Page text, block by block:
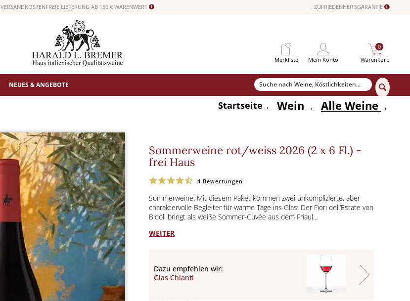
VERSANDKOSTENFREIE LIEFERUNG AB 150 € WARENWERT ZUFRIEDENHEITSGARANTIE
Merkliste Mein Konto Warenkorb
0
NEUES & ANGEBOTE
Startseite Wein Alle Weine
Sommerweine rot/weiss 2026 (2 x 6 Fl.) -
frei Haus
4 Bewertungen
Sommerweine: Mit diesem Paket kommen zwei unkomplizierte, aber
charaktervolle Begleiter für warme Tage ins Glas. Der Fiori dell’Estate von
Bidoli bringt als weiße Sommer-Cuvée aus dem Friaul...
WEITER
Dazu empfehlen wir:
Glas Chianti